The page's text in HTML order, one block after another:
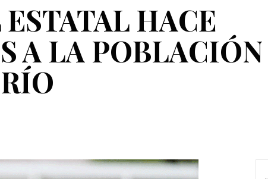
HACE
A LA POBLACIÓN